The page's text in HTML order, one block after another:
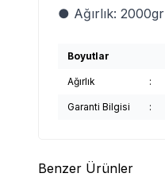
● Ağırlık: 2000gr
Boyutlar
Ağırlık :
Garanti Bilgisi :
Benzer Ürünler